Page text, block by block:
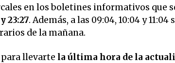
en los boletines informativos que
23:27. Además, a las 09:04, 10:04 y 11:04
de la mañana.
llevarte la última hora de la